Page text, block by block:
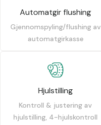
Automatgir flushing
Gjennomspyling/flushing av
automatgirkasse
Hjulstilling
Kontroll & justering av
hjulstilling, 4-hjulskontroll